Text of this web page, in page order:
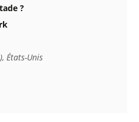
?
États-Unis